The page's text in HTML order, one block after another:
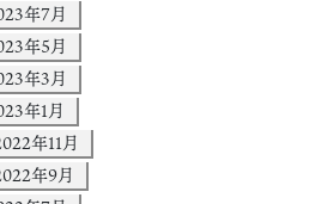
年7月
年5月
年3月
年1月
年11月
年9月